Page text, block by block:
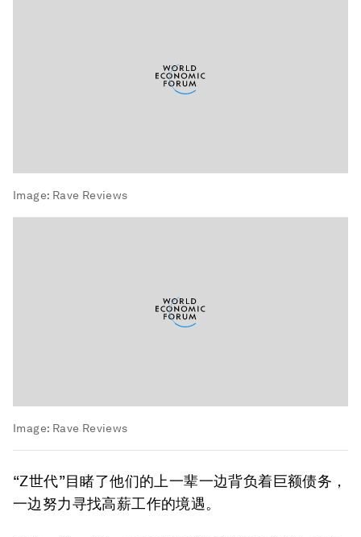
Image: Rave Reviews
Image: Rave Reviews
“Z世代”目睹了他们的上一辈一边背负着巨额债务，
一边努力寻找高薪工作的境遇。